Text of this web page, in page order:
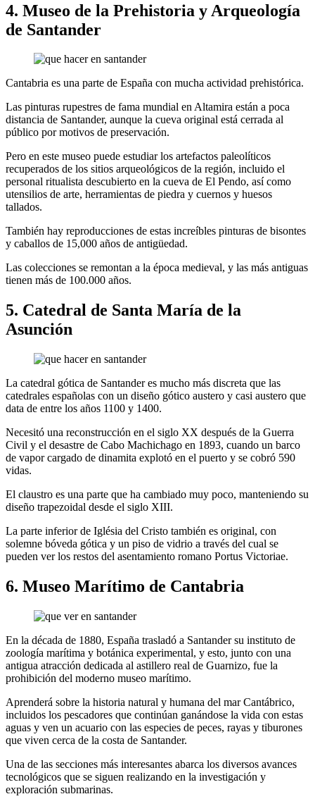
4. Museo de la Prehistoria y Arqueología
de Santander
Cantabria es una parte de España con mucha actividad prehistórica.
Las pinturas rupestres de fama mundial en Altamira están a poca
distancia de Santander, aunque la cueva original está cerrada al
público por motivos de preservación.
Pero en este museo puede estudiar los artefactos paleolíticos
recuperados de los sitios arqueológicos de la región, incluido el
personal ritualista descubierto en la cueva de El Pendo, así como
utensilios de arte, herramientas de piedra y cuernos y huesos
tallados.
También hay reproducciones de estas increíbles pinturas de bisontes
y caballos de 15,000 años de antigüedad.
Las colecciones se remontan a la época medieval, y las más antiguas
tienen más de 100.000 años.
5. Catedral de Santa María de la
Asunción
La catedral gótica de Santander es mucho más discreta que las
catedrales españolas con un diseño gótico austero y casi austero que
data de entre los años 1100 y 1400.
Necesitó una reconstrucción en el siglo XX después de la Guerra
Civil y el desastre de Cabo Machichago en 1893, cuando un barco
de vapor cargado de dinamita explotó en el puerto y se cobró 590
vidas.
El claustro es una parte que ha cambiado muy poco, manteniendo su
diseño trapezoidal desde el siglo XIII.
La parte inferior de Iglésia del Cristo también es original, con
solemne bóveda gótica y un piso de vidrio a través del cual se
pueden ver los restos del asentamiento romano Portus Victoriae.
6. Museo Marítimo de Cantabria
En la década de 1880, España trasladó a Santander su instituto de
zoología marítima y botánica experimental, y esto, junto con una
antigua atracción dedicada al astillero real de Guarnizo, fue la
prohibición del moderno museo marítimo.
Aprenderá sobre la historia natural y humana del mar Cantábrico,
incluidos los pescadores que continúan ganándose la vida con estas
aguas y ven un acuario con las especies de peces, rayas y tiburones
que viven cerca de la costa de Santander.
Una de las secciones más interesantes abarca los diversos avances
tecnológicos que se siguen realizando en la investigación y
exploración submarinas.